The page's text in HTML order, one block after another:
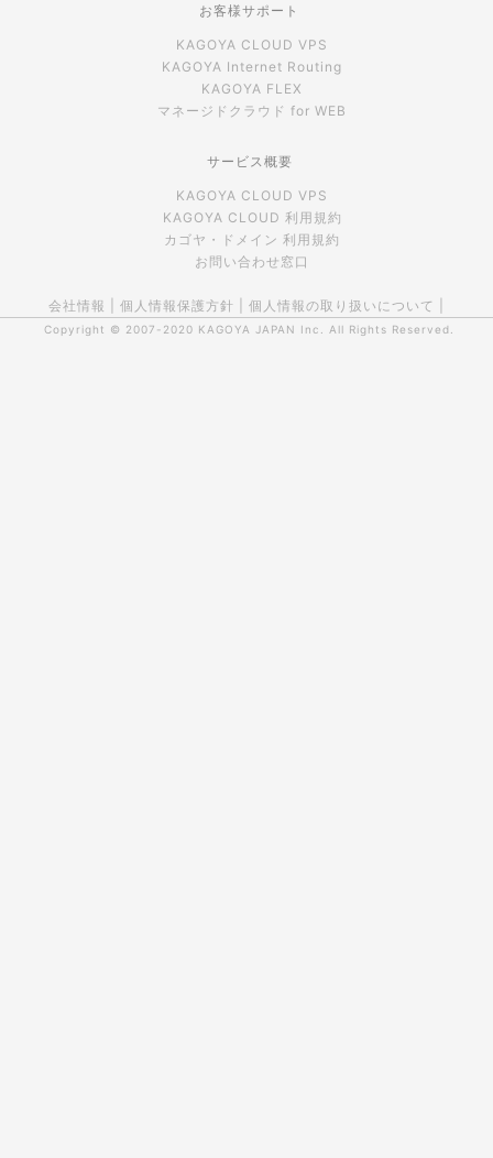
お客様サポート
KAGOYA CLOUD VPS
KAGOYA Internet Routing
KAGOYA FLEX
マネージドクラウド for WEB
サービス概要
KAGOYA CLOUD VPS
KAGOYA CLOUD 利用規約
カゴヤ・ドメイン 利用規約
お問い合わせ窓口
会社情報 個人情報保護方針 個人情報の取り扱いについて
Copyright © 2007-2020 KAGOYA JAPAN Inc. All Rights Reserved.